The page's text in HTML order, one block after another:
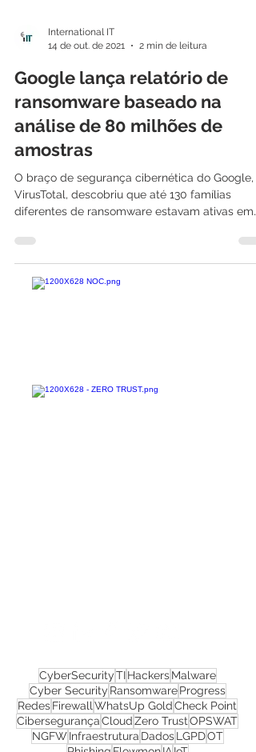
14 de out. de 2021
2 min de leitura
Google lança relatório de
ransomware baseado na
análise de 80 milhões de
amostras
O braço de segurança cibernética do Google,
diferentes de ransomware estavam ativas em
CyberSecurityTIHackersMalware
Cyber Security RansomwareProgress
RedesFirewallWhatsUp Gold Check Point